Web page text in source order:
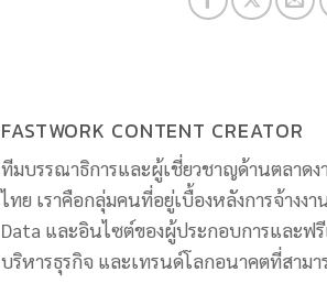
FASTWORK CONTENT CREATOR
ทีมบรรณาธิการและผู้เชี่ยวชาญด้านตลาด
ไทย เราคือกลุ่มคนที่อยู่เบื้องหลังการจ้างง
Data และอินไซต์ของผู้ประกอบการและฟ
บริหารธุรกิจ และเทรนด์โลกอนาคตที่สามา